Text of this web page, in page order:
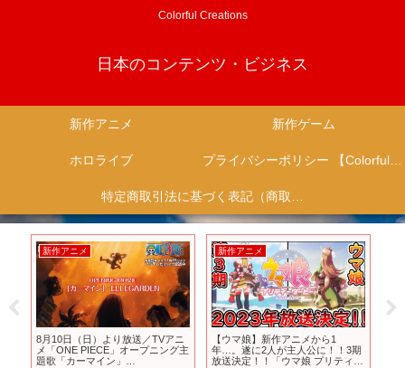
Colorful Creations
日本のコンテンツ・ビジネス
新作アニメ 新作ゲーム
ホロライブ プライバシーポリシー 【Colorful Creation】
特定商取引法に基づく表記（商取引に関する開示）
新作アニメ
8月10日（日）より放送／TVアニ
メ「ONE PIECE」オープニング主
題歌「カーマイン」
新作アニメ
【ウマ娘】新作アニメから1
年…。遂に2人が主人公に！！3期
放送決定！！「ウマ娘 プリティー